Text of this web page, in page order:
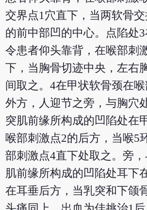
交界点1穴直下，当两软骨
的前中部凹的中心。点陷处
令患者仰头靠背，在喉部刺
下，当胸骨切迹中央，左右
间取之。4在甲状软骨颈在
外方，人迎节之旁，与胸穴
突肌前缘所构成的凹陷处在
喉部刺激点2的后方，当喉5
部刺激点4直下处取之。旁
肌前缘所构成的凹陷处耳下
在耳垂后方，当乳突和下颌